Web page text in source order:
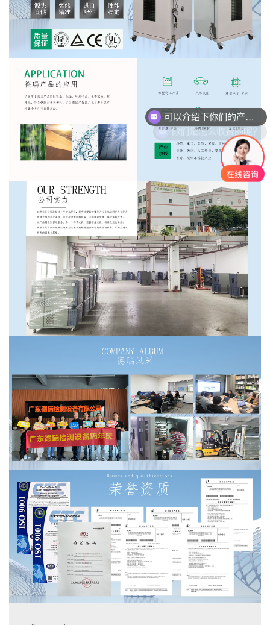
块
保温材质为:耐高温岩棉，保温效果好
密封材质为:耐高温发泡硅胶条
测试孔：机器右侧开测试孔一个，孔径为50mm
可以介绍下你们的产品么？
你们是怎么收费的呢？